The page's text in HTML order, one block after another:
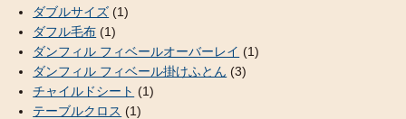
ダブルサイズ (1)
ダフル毛布 (1)
ダンフィル フィベールオーバーレイ (1)
ダンフィル フィベール掛けふとん (3)
チャイルドシート (1)
テーブルクロス (1)